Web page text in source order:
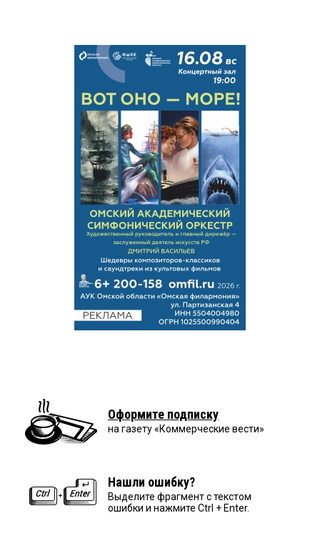
Оформите подписку
на газету «Коммерческие вести»
Нашли ошибку?
Выделите фрагмент с текстом
ошибки и нажмите Ctrl + Enter.